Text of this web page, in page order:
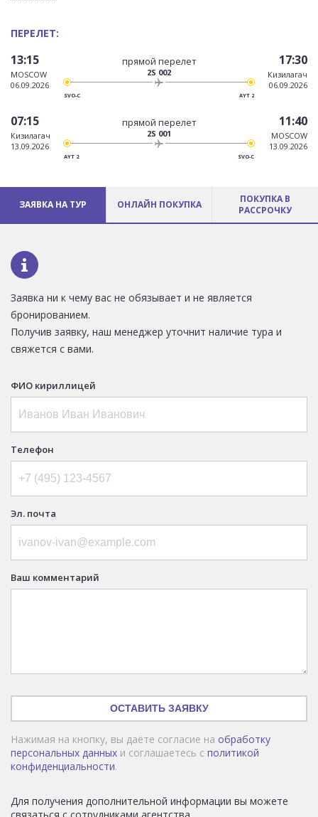
ПЕРЕЛЕТ:
13:15
MOSCOW
06.09.2026
прямой перелет
2S 002
SVO-C AYT 2
17:30
Кизилагач
06.09.2026
07:15
Кизилагач
13.09.2026
прямой перелет
2S 001
AYT 2 SVO-C
11:40
MOSCOW
13.09.2026
ЗАЯВКА НА ТУР ОНЛАЙН ПОКУПКА
ПОКУПКА В
РАССРОЧКУ
Заявка ни к чему вас не обязывает и не является
бронированием.
Получив заявку, наш менеджер уточнит наличие тура и
свяжется с вами.
ФИО кириллицей
Телефон
Эл. почта
Ваш комментарий
ОСТАВИТЬ ЗАЯВКУ
Нажимая на кнопку, вы даёте согласие на обработку
персональных данных и соглашаетесь с политикой
конфиденциальности.
Для получения дополнительной информации вы можете